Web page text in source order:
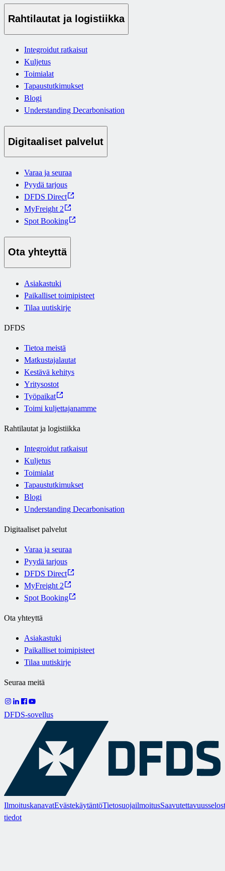
Rahtilautat ja logistiikka
Integroidut ratkaisut
Kuljetus
Toimialat
Tapaustutkimukset
Blogi
Understanding Decarbonisation
Digitaaliset palvelut
Varaa ja seuraa
Pyydä tarjous
DFDS Direct
MyFreight 2
Spot Booking
Ota yhteyttä
Asiakastuki
Paikalliset toimipisteet
Tilaa uutiskirje
DFDS
Tietoa meistä
Matkustajalautat
Kestävä kehitys
Yritysostot
Työpaikat
Toimi kuljettajanamme
Rahtilautat ja logistiikka
Integroidut ratkaisut
Kuljetus
Toimialat
Tapaustutkimukset
Blogi
Understanding Decarbonisation
Digitaaliset palvelut
Varaa ja seuraa
Pyydä tarjous
DFDS Direct
MyFreight 2
Spot Booking
Ota yhteyttä
Asiakastuki
Paikalliset toimipisteet
Tilaa uutiskirje
Seuraa meitä
DFDS-sovellus
IlmoituskanavatEvästekäytäntöTietosuojailmoitus
tiedot